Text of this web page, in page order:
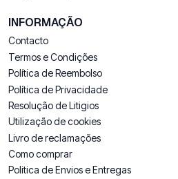
INFORMAÇÃO
Contacto
Termos e Condições
Política de Reembolso
Política de Privacidade
Resolução de Litigios
Utilização de cookies
Livro de reclamações
Como comprar
Politica de Envios e Entregas